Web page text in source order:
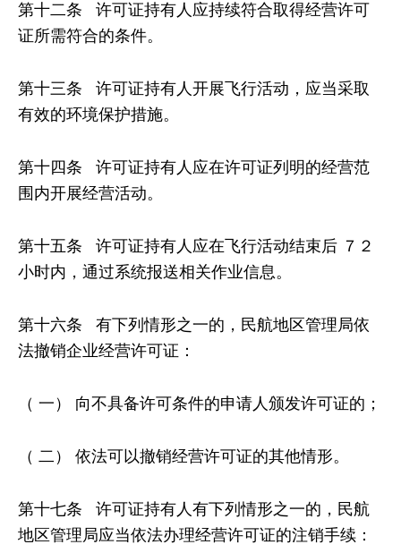
第十二条 许可证持有人应持续符合取得经营许可
证所需符合的条件。
第十三条 许可证持有人开展飞行活动，应当采取
有效的环境保护措施。
第十四条 许可证持有人应在许可证列明的经营范
围内开展经营活动。
第十五条 许可证持有人应在飞行活动结束后 ７２
小时内，通过系统报送相关作业信息。
第十六条 有下列情形之一的，民航地区管理局依
法撤销企业经营许可证：
（ 一） 向不具备许可条件的申请人颁发许可证的；
（ 二） 依法可以撤销经营许可证的其他情形。
第十七条 许可证持有人有下列情形之一的，民航
地区管理局应当依法办理经营许可证的注销手续：